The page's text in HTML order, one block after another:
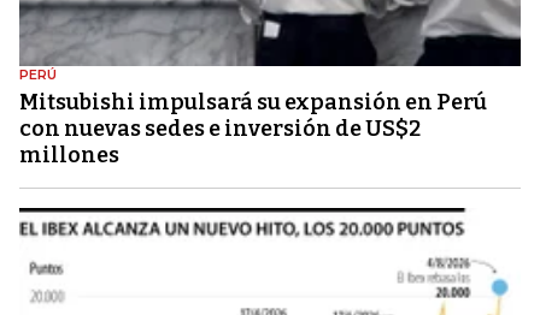
PERÚ
Mitsubishi impulsará su expansión en Perú
con nuevas sedes e inversión de US$2
millones